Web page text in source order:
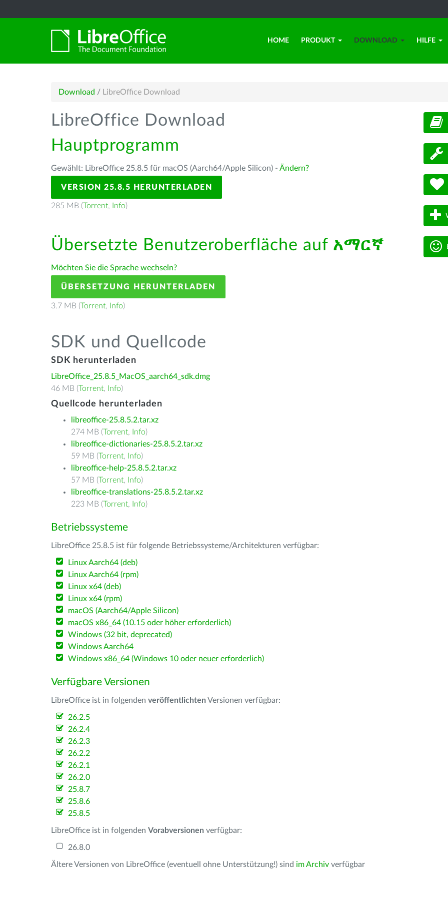
HOME PRODUKT DOWNLOAD HILFE
Download / LibreOffice Download
LibreOffice Download
Hauptprogramm
Gewählt: LibreOffice 25.8.5 für macOS (Aarch64/Apple Silicon) - Ändern?
VERSION 25.8.5 HERUNTERLADEN
285 MB (Torrent, Info)
Übersetzte Benutzeroberfläche auf አማርኛ
Möchten Sie die Sprache wechseln?
ÜBERSETZUNG HERUNTERLADEN
3.7 MB (Torrent, Info)
SDK und Quellcode
SDK herunterladen
LibreOffice_25.8.5_MacOS_aarch64_sdk.dmg
46 MB (Torrent, Info)
Quellcode herunterladen
libreoffice-25.8.5.2.tar.xz
274 MB (Torrent, Info)
libreoffice-dictionaries-25.8.5.2.tar.xz
59 MB (Torrent, Info)
libreoffice-help-25.8.5.2.tar.xz
57 MB (Torrent, Info)
libreoffice-translations-25.8.5.2.tar.xz
223 MB (Torrent, Info)
Betriebssysteme
LibreOffice 25.8.5 ist für folgende Betriebssysteme/Architekturen verfügbar:
Linux Aarch64 (deb)
Linux Aarch64 (rpm)
Linux x64 (deb)
Linux x64 (rpm)
macOS (Aarch64/Apple Silicon)
macOS x86_64 (10.15 oder höher erforderlich)
Windows (32 bit, deprecated)
Windows Aarch64
Windows x86_64 (Windows 10 oder neuer erforderlich)
Verfügbare Versionen
LibreOffice ist in folgenden veröffentlichten Versionen verfügbar:
26.2.5
26.2.4
26.2.3
26.2.2
26.2.1
26.2.0
25.8.7
25.8.6
25.8.5
LibreOffice ist in folgenden Vorabversionen verfügbar:
26.8.0
Ältere Versionen von LibreOffice (eventuell ohne Unterstützung!) sind im Archiv verfügbar